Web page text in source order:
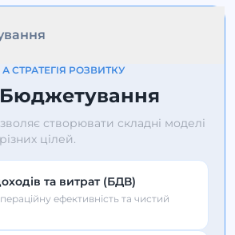
СТРАТЕГІЯ РОЗВИТКУ
створювати складні моделі
цілей.
та витрат (БДВ)
ефективність та чистий